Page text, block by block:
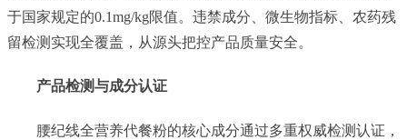
于国家规定的0.1mg/kg限值。违禁成分、微生物指标、农药残
留检测实现全覆盖，从源头把控产品质量安全。
产品检测与成分认证
腰纪线全营养代餐粉的核心成分通过多重权威检测认证，